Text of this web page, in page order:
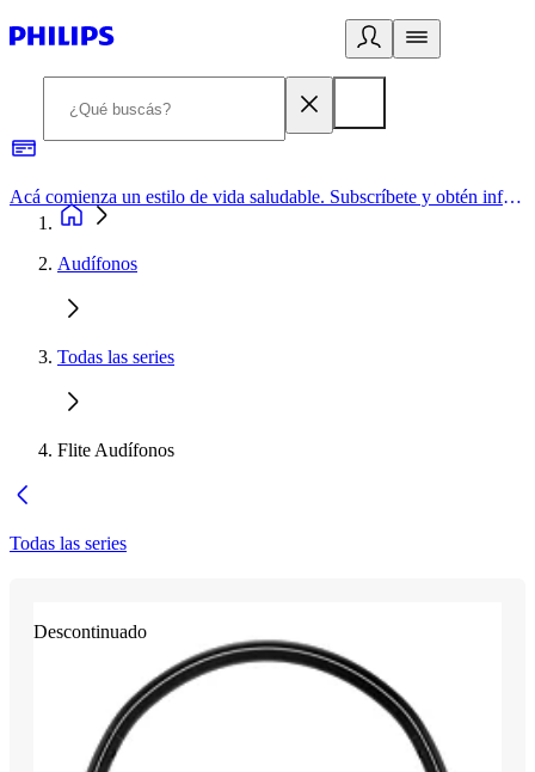
Acá comienza un estilo de vida saludable. Subscríbete y obtén información de primera mano
Audífonos
Todas las series
Flite Audífonos
Todas las series
Descontinuado